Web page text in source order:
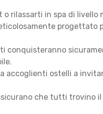
rilassarti in spa di livello
progettato
accoglienti ostelli a
che tutti trovino il